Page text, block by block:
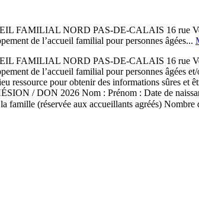
FAMILIAL NORD PAS-DE-CALAIS 16 rue
de l’accueil familial pour personnes âgées...
FAMILIAL NORD PAS-DE-CALAIS 16 rue
de l’accueil familial pour personnes âgées
ressource pour obtenir des informations sûres et
/ DON 2026 Nom : Prénom : Date de
famille (réservée aux accueillants agréés)